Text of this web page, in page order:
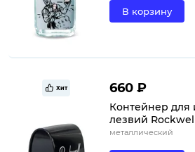
В корзину
Хит 660 ₽
Контейнер для
лезвий
металлический